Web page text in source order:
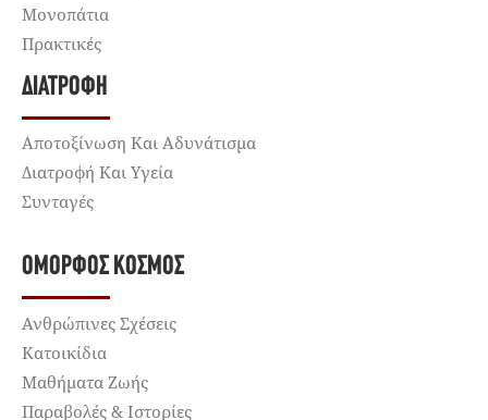
Μονοπάτια
Πρακτικές
ΔΙΑΤΡΟΦΉ
Αποτοξίνωση Και Αδυνάτισμα
Διατροφή Και Υγεία
Συνταγές
ΌΜΟΡΦΟΣ ΚΌΣΜΟΣ
Ανθρώπινες Σχέσεις
Κατοικίδια
Μαθήματα Ζωής
Παραβολές & Ιστορίες